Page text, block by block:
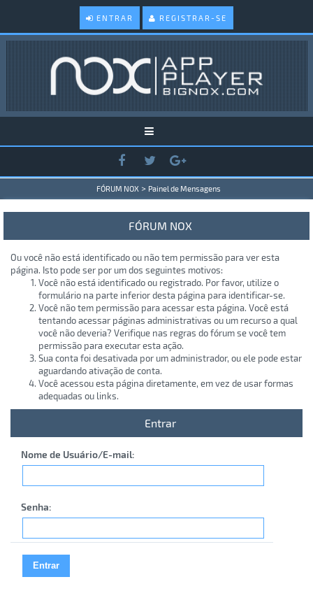
ENTRAR REGISTRAR-SE
FÓRUM NOX > Painel de Mensagens
FÓRUM NOX
Ou você não está identificado ou não tem permissão para ver esta
página. Isto pode ser por um dos seguintes motivos:
Você não está identificado ou registrado. Por favor, utilize o
formulário na parte inferior desta página para identificar-se.
Você não tem permissão para acessar esta página. Você está
tentando acessar páginas administrativas ou um recurso a qual
você não deveria? Verifique nas regras do fórum se você tem
permissão para executar esta ação.
Sua conta foi desativada por um administrador, ou ele pode estar
aguardando ativação de conta.
Você acessou esta página diretamente, em vez de usar formas
adequadas ou links.
Entrar
Nome de Usuário/E-mail:
Senha: